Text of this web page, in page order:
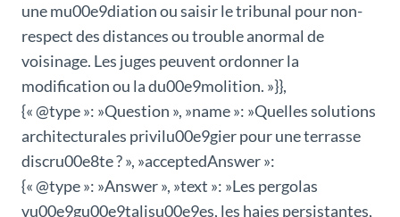
une mu00e9diation ou saisir le tribunal pour non-
respect des distances ou trouble anormal de
voisinage. Les juges peuvent ordonner la
modification ou la du00e9molition. »}},
{« @type »: »Question », »name »: »Quelles solutions
architecturales privilu00e9gier pour une terrasse
discru00e8te ? », »acceptedAnswer »:
{« @type »: »Answer », »text »: »Les pergolas
vu00e9gu00e9talisu00e9es, les haies persistantes,